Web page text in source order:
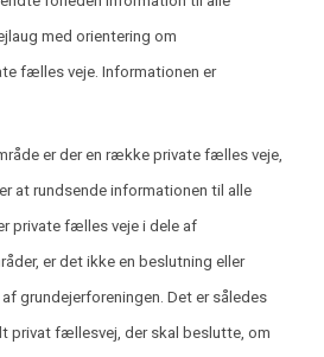
med orientering om
fælles veje. Informationen er
er der en række private fælles veje,
at rundsende informationen til alle
private fælles veje i dele af
er det ikke en beslutning eller
grundejerforeningen. Det er således
privat fællesvej, der skal beslutte, om